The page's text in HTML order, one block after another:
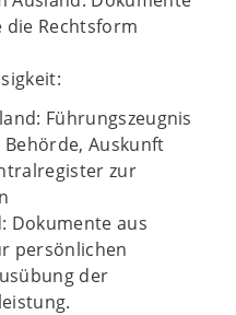
die Rechtsform
Führungszeugnis
Auskunft
zur
Dokumente aus
persönlichen
der